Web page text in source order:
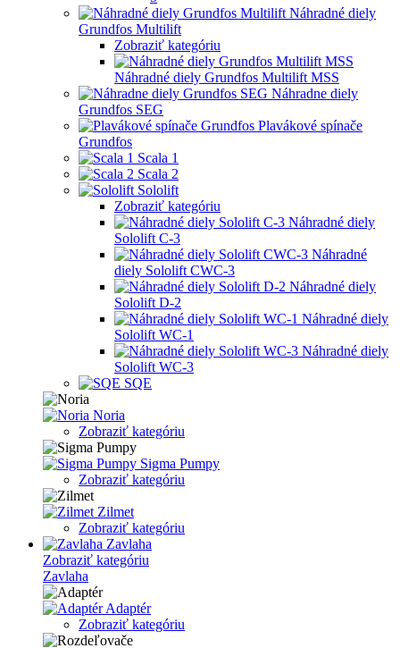
Náhradné diely
Grundfos Multilift
Zobraziť kategóriu
Náhradné diely Grundfos Multilift MSS
Náhradne diely
Grundfos SEG
Plavákové spínače
Grundfos
Scala 1
Scala 2
Sololift
Zobraziť kategóriu
Náhradné diely
Sololift C-3
Náhradné
diely Sololift CWC-3
Náhradné diely
Sololift D-2
Náhradné diely
Sololift WC-1
Náhradné diely
Sololift WC-3
SQE
Noria
Zobraziť kategóriu
Sigma Pumpy
Zobraziť kategóriu
Zilmet
Zobraziť kategóriu
Zavlaha
Zobraziť kategóriu
Zavlaha
Adaptér
Zobraziť kategóriu